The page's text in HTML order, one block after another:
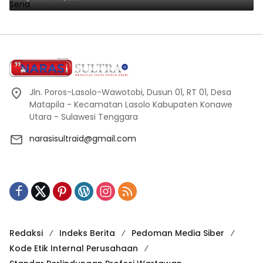
Jln. Poros-Lasolo-Wawotobi, Dusun 01, RT 01, Desa
Matapila - Kecamatan Lasolo Kabupaten Konawe
Utara - Sulawesi Tenggara
narasisultraid@gmail.com
Redaksi Indeks Berita
Pedoman Media Siber
Kode Etik Internal Perusahaan